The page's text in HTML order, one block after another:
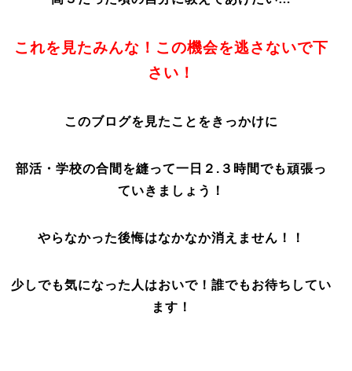
これを見たみんな！この機会を逃さないで下
さい！
このブログを見たことをきっかけに
部活・学校の合間を縫って一日２.３時間でも頑張っ
ていきましょう！
やらなかった後悔はなかなか消えません！！
少しでも気になった人はおいで！誰でもお待ちしてい
ます！